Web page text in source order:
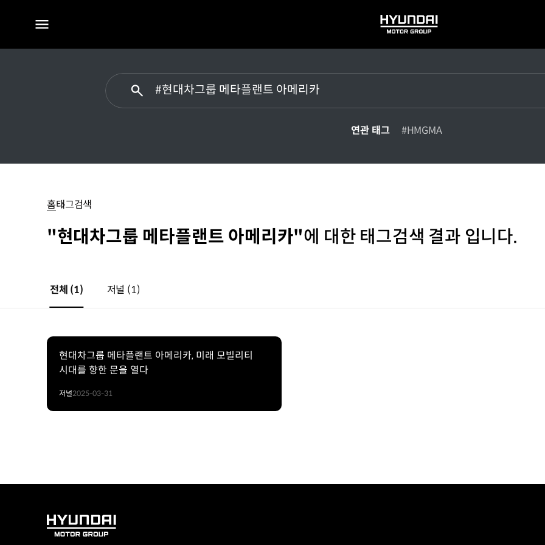
전체
HYUNDAI
MOTOR
연관 태그 #HMGMA
홈태그검색
"현대차그룹 메타플랜트 아메리카"에 대한 태그검색 결과 입니다.
전체 (1) 저널 (1)
현대차그룹 메타플랜트 아메리카, 미래 모빌리티
시대를 향한 문을 열다
저널2025-03-31
HYUNDAI